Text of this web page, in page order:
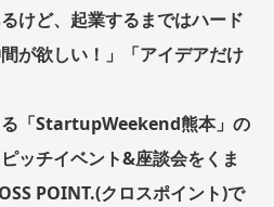
けど、起業するまではハード
が欲しい！」「アイデアだけ
る「StartupWeekend熊本」の
ッチイベント&座談会をくま
POINT.(クロスポイント)で